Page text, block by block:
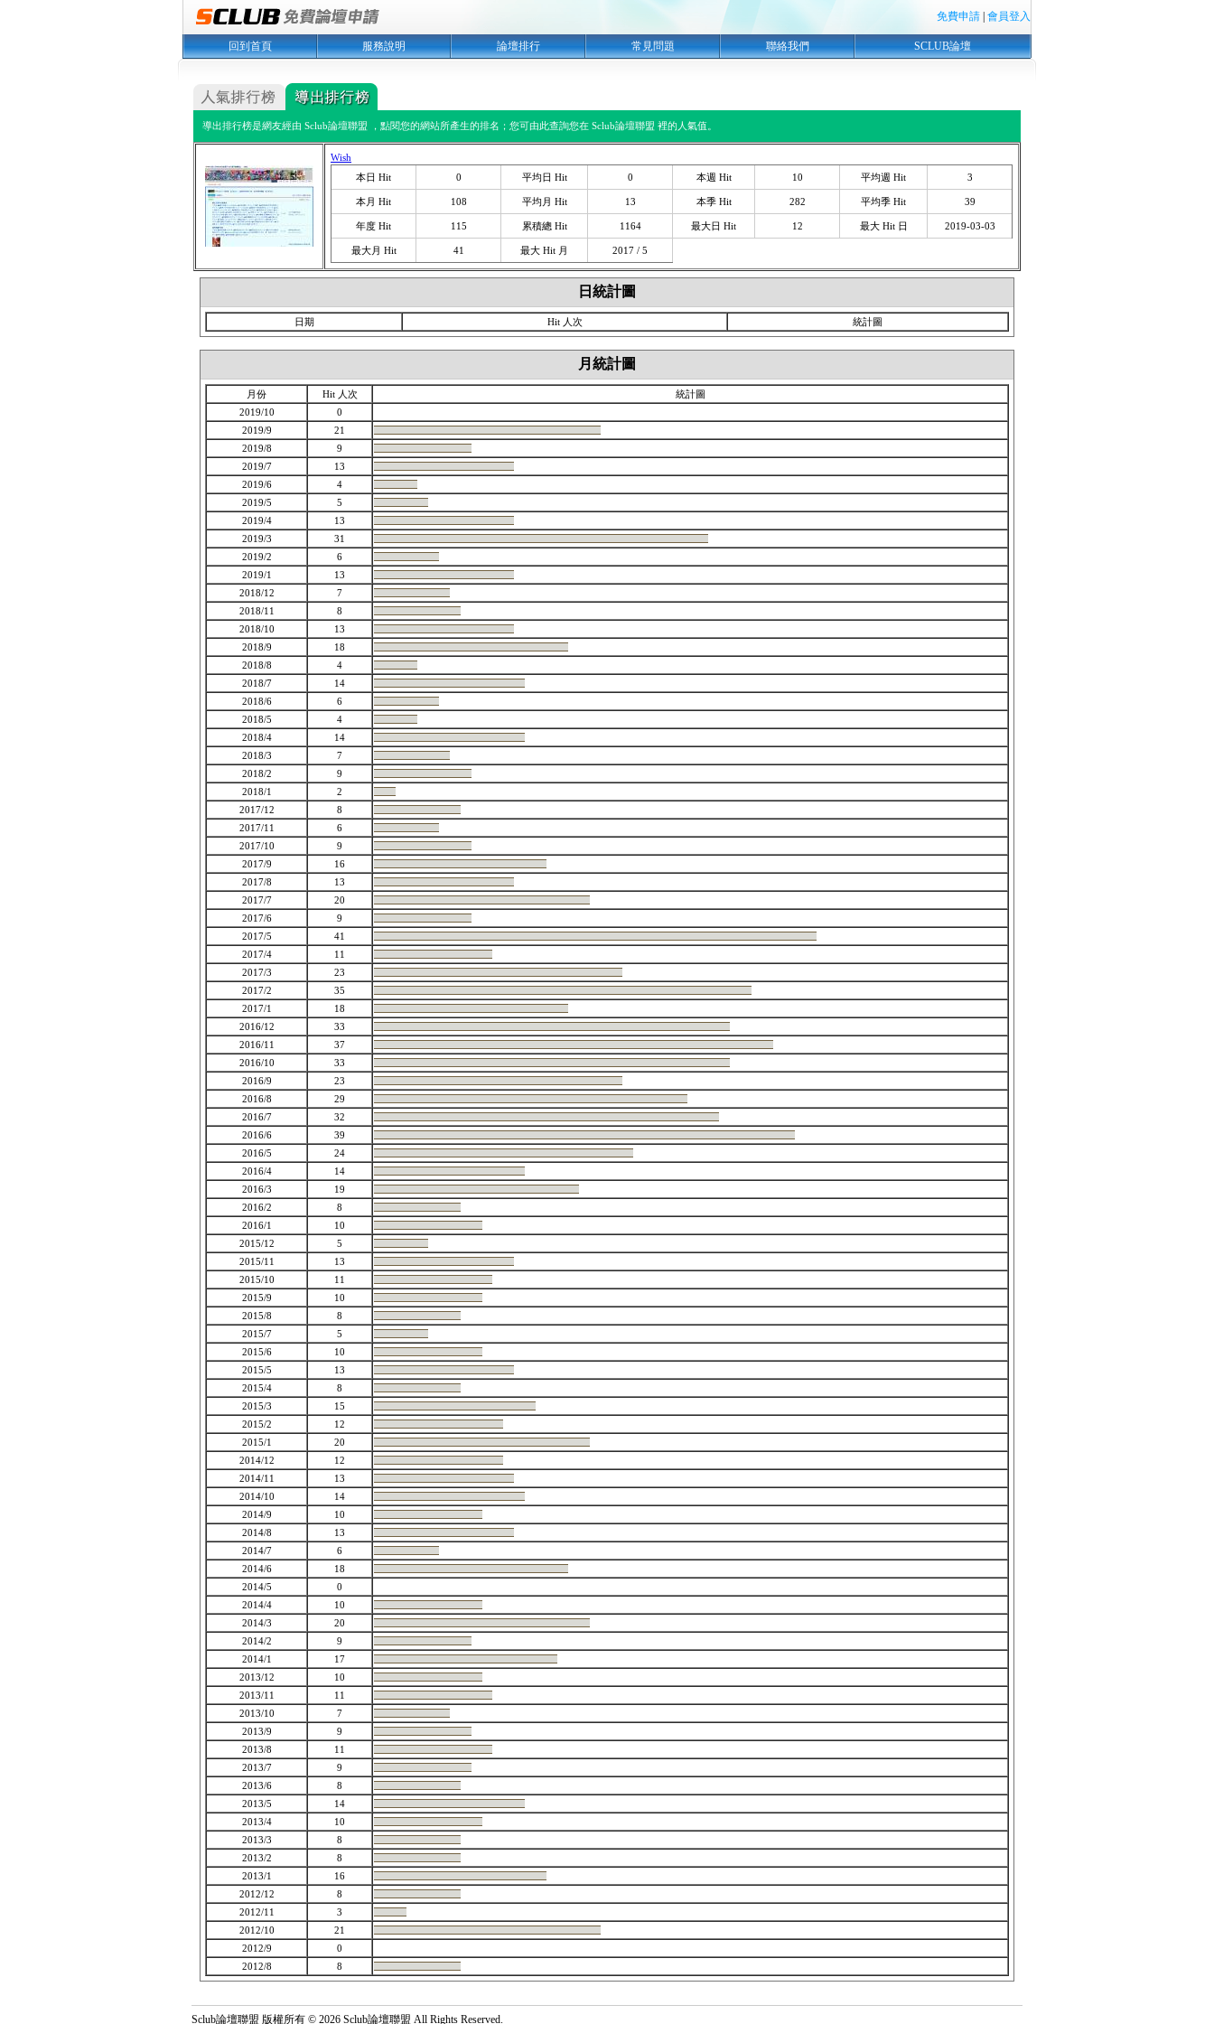
免費申請 會員登入
回到首頁 服務說明 論壇排行 常見問題 聯絡我們 SCLUB論壇
導出排行榜是網友經由 Sclub論壇聯盟 ，點閱您的網站所產生的排名；您可由此查詢您在 Sclub論壇聯盟 裡的人氣值。
Wish
本日 Hit
0 平均日 Hit 0 本週 Hit 10 平均週 Hit 3
本月 Hit 108 平均月 Hit 13 本季 Hit 282 平均季 Hit 39
年度 Hit 115 累積總 Hit 1164 最大日 Hit 12 最大 Hit 日 2019-03-03
最大月 Hit 41 最大 Hit 月 2017 / 5
日統計圖
日期 Hit 人次 統計圖
月統計圖
月份 Hit 人次
統計圖
2019/10
0
2019/9
21
2019/8
9
2019/7
13
2019/6
4
2019/5
5
2019/4
13
2019/3
31
2019/2
6
2019/1
13
2018/12
7
2018/11
8
2018/10
13
2018/9
18
2018/8
4
2018/7
14
2018/6
6
2018/5
4
2018/4
14
2018/3
7
2018/2
9
2018/1
2
2017/12
8
2017/11
6
2017/10
9
2017/9
16
2017/8
13
2017/7
20
2017/6
9
2017/5
41
2017/4
11
2017/3
23
2017/2
35
2017/1
18
2016/12
33
2016/11
37
2016/10
33
2016/9
23
2016/8
29
2016/7
32
2016/6
39
2016/5
24
2016/4
14
2016/3
19
2016/2
8
2016/1
10
2015/12
5
2015/11
13
2015/10
11
2015/9
10
2015/8
8
2015/7
5
2015/6
10
2015/5
13
2015/4
8
2015/3
15
2015/2
12
2015/1
20
2014/12
12
2014/11
13
2014/10
14
2014/9
10
2014/8
13
2014/7
6
2014/6
18
2014/5
0
2014/4
10
2014/3
20
2014/2
9
2014/1
17
2013/12
10
2013/11
11
2013/10
7
2013/9
9
2013/8
11
2013/7
9
2013/6
8
2013/5
14
2013/4
10
2013/3
8
2013/2
8
2013/1
16
2012/12
8
2012/11
3
2012/10
21
2012/9
0
2012/8
8
Sclub論壇聯盟 版權所有 © 2026 Sclub論壇聯盟 All Rights Reserved.